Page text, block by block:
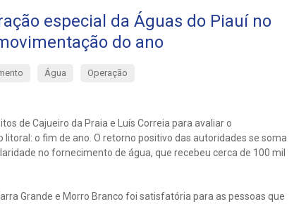
especial da Águas do Piauí no
do ano
Água Operação
de Cajueiro da Praia e Luís Correia para avaliar o
o fim de ano. O retorno positivo das autoridades se soma
no fornecimento de água, que recebeu cerca de 100 mil
Grande e Morro Branco foi satisfatória para as pessoas que